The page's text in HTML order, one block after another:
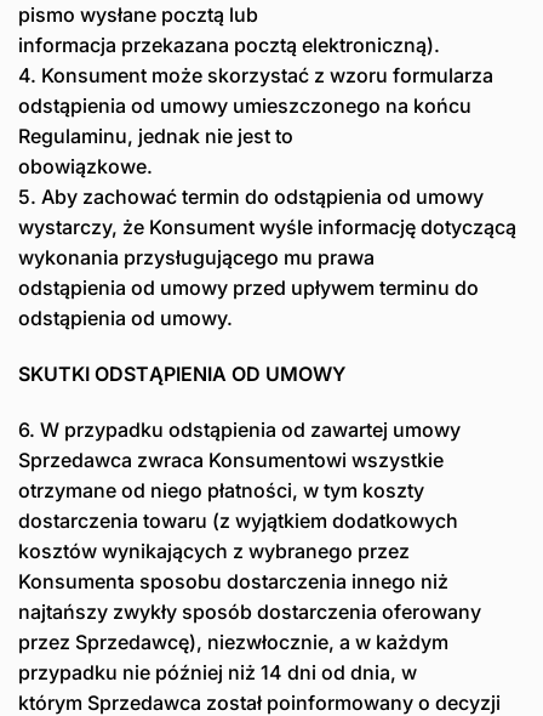
pismo wysłane pocztą lub
informacja przekazana pocztą elektroniczną).
4. Konsument może skorzystać z wzoru formularza
odstąpienia od umowy umieszczonego na końcu
Regulaminu, jednak nie jest to
obowiązkowe.
5. Aby zachować termin do odstąpienia od umowy
wystarczy, że Konsument wyśle informację dotyczącą
wykonania przysługującego mu prawa
odstąpienia od umowy przed upływem terminu do
odstąpienia od umowy.
SKUTKI ODSTĄPIENIA OD UMOWY
6. W przypadku odstąpienia od zawartej umowy
Sprzedawca zwraca Konsumentowi wszystkie
otrzymane od niego płatności, w tym koszty
dostarczenia towaru (z wyjątkiem dodatkowych
kosztów wynikających z wybranego przez
Konsumenta sposobu dostarczenia innego niż
najtańszy zwykły sposób dostarczenia oferowany
przez Sprzedawcę), niezwłocznie, a w każdym
przypadku nie później niż 14 dni od dnia, w
którym Sprzedawca został poinformowany o decyzji